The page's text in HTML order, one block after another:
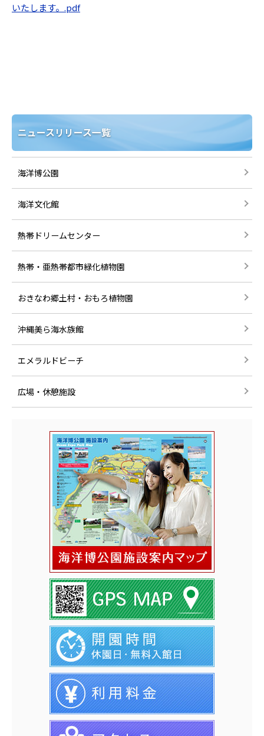
いたします。.pdf
ニュースリリース一覧
海洋博公園
海洋文化館
熱帯ドリームセンター
熱帯・亜熱帯都市緑化植物園
おきなわ郷土村・おもろ植物園
沖縄美ら海水族館
エメラルドビーチ
広場・休憩施設